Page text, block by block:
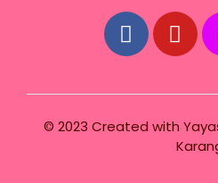
© 2023 Created with